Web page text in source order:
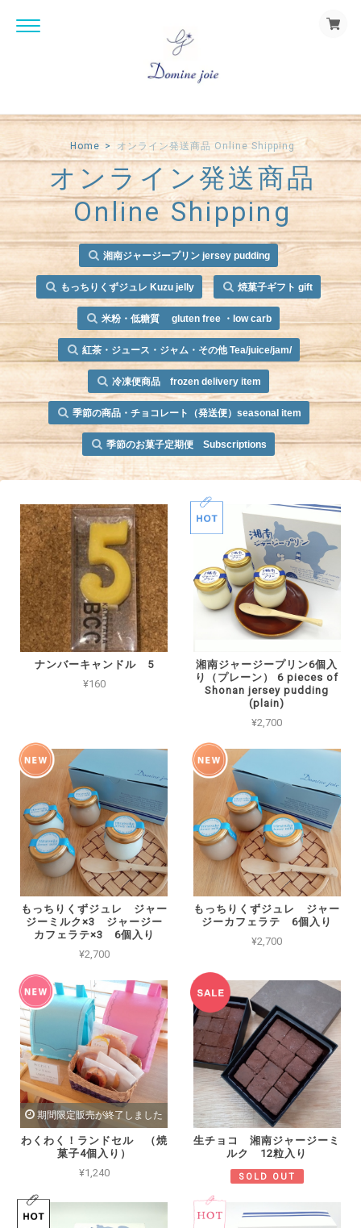
Home オンライン発送商品 Online Shipping
オンライン発送商品
Online Shipping
湘南ジャージープリン jersey pudding
もっちりくずジュレ Kuzu jelly 焼菓子ギフト gift
米粉・低糖質 gluten free ・low carb
紅茶・ジュース・ジャム・その他 Tea/juice/jam/
冷凍便商品 frozen delivery item
季節の商品・チョコレート（発送便）seasonal item
季節のお菓子定期便 Subscriptions
ナンバーキャンドル 5
¥160
湘南ジャージープリン6個入
り（プレーン） 6 pieces of
Shonan jersey pudding
(plain)
¥2,700
もっちりくずジュレ ジャー
ジーミルク×3 ジャージー
カフェラテ×3 6個入り
¥2,700
もっちりくずジュレ ジャー
ジーカフェラテ 6個入り
¥2,700
期間限定販売が終了しました
わくわく！ランドセル （焼
菓子4個入り）
¥1,240
生チョコ 湘南ジャージーミ
ルク 12粒入り
SOLD OUT